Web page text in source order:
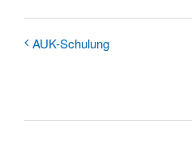
AUK-Schulung